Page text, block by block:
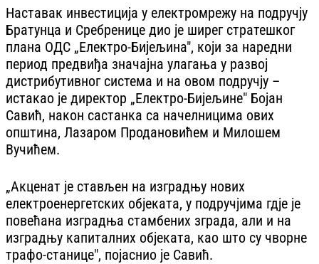
Наставак инвестиција у електромрежу на подручју
Братунца и Сребренице дио је ширег стратешког
плана ОДС „Електро-Бијељина", који за наредни
период предвиђа значајна улагања у развој
дистрибутивног система и на овом подручју –
истакао је директор „Електро-Бијељине" Бојан
Савић, након састанка са начелницима ових
општина, Лазаром Продановићем и Милошем
Вучићем.
„Акценат је стављен на изградњу нових
електроенергетских објеката, у подручјима гдје је
повећана изградња стамбених зграда, али и на
изградњу капиталних објеката, као што су чворне
трафо-станице", појаснио је Савић.